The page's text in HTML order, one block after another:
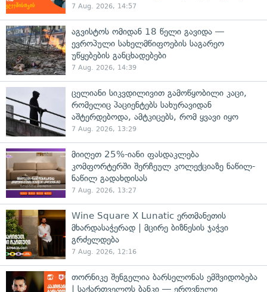
7 Aug. 2026, 14:57
აგვისტოს ომიდან 18 წელი გავიდა —
ევროპული სახელმწიფოების საგარეო
უწყებების განცხადებები
7 Aug. 2026, 14:39
ცელიანი სიკვდილივით გამოწყობილი კაცი,
რომელიც პაციენტებს სახურავიდან
აშტერდებოდა, ამტკიცებს, რომ ყვავი იყო
7 Aug. 2026, 13:29
მიიღეთ 25%-იანი ფასდაკლება
კომფორტერში შერჩეულ კოლექციაზე ნაწილ-
ნაწილ გადახდისას
7 Aug. 2026, 13:27
Wine Square X Lunatic ერთმანეთის
მხარდასაჭერად | მცირე ბიზნესის ჯაჭვი
გრძელდება
7 Aug. 2026, 12:16
თორნიკე შენგელია ბარსელონას ემშვიდობება
| საქართველოს ბანკი — ეროვნული